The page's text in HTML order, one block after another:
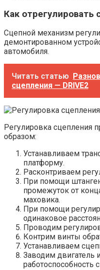
Как отрегулировать
Сцепной механизм
демонтированном
автомобиля.
Читать статью
сцепления — DRIVE2
Регулировка сцепления
образом:
Устанавливаем
платформу.
Расконтриваем
При помощи
промежуток от
маховика.
При помощи
одинаковое
Проводим
Контрим винты
Устанавливаем
Заводим двигатель
работоспособность